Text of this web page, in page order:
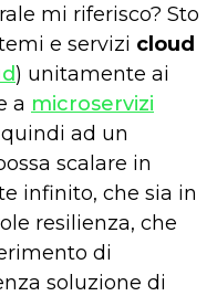
mi riferisco? Sto
e servizi cloud
) unitamente ai
a microservizi
ad un
scalare in
infinito, che sia in
resilienza, che
di
soluzione di